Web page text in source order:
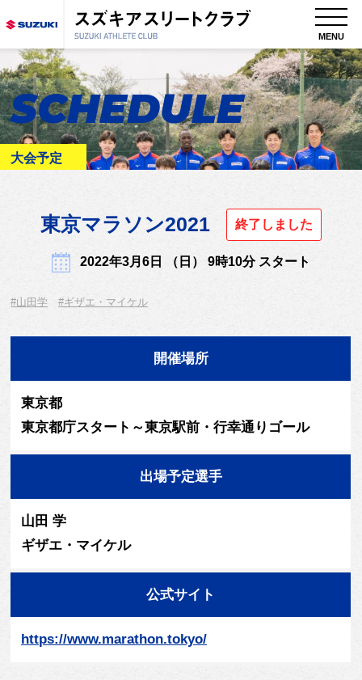
MENU
SCHEDULE
大会予定
東京マラソン2021 終了しました
2022年3月6日 （日） 9時10分 スタート
#山田学 #ギザエ・マイケル
開催場所
東京都
東京都庁スタート～東京駅前・行幸通りゴール
出場予定選手
山田 学
ギザエ・マイケル
公式サイト
https://www.marathon.tokyo/